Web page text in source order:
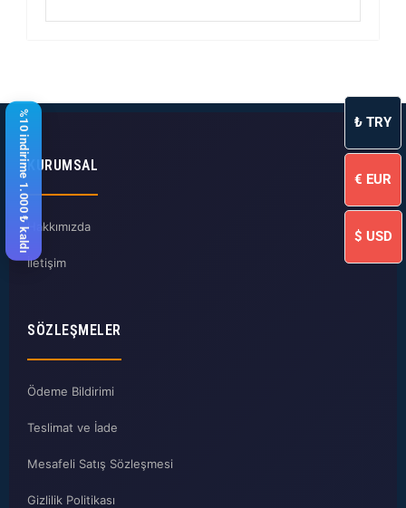
KURUMSAL
Hakkımızda
İletişim
SÖZLEŞMELER
Ödeme Bildirimi
Teslimat ve İade
Mesafeli Satış Sözleşmesi
Gizlilik Politikası
%10 indirime 1.000 ₺ kaldı ₺ TRY
€ EUR
$ USD